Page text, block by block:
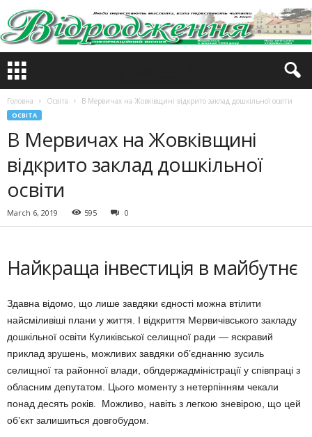
Головна Освіта В Мервичах на Жовківщині відкрито заклад дошкільної освіти
ОСВІТА
В Мервичах на Жовківщині
відкрито заклад дошкільної
освіти
March 6, 2019 595 0
Найкраща інвестиція в майбутнє
Здавна відомо, що лише завдяки єдності можна втілити
найсміливіші плани у життя. І відкриття Мервичівського закладу
дошкільної освіти Куликівської селищної ради — яскравий
приклад зрушень, можливих завдяки об’єднанню зусиль
селищної та районної влади, облдержадміністрації у співпраці з
обласним депутатом. Цього моменту з нетерпінням чекали
понад десять років. Можливо, навіть з легкою зневірою, що цей
об’єкт залишиться довгобудом.